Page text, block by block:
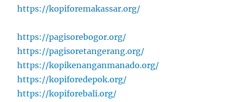
https://kopiforemakassar.org/
https://pagisorebogor.org/
https://pagisoretangerang.org/
https://kopikenanganmanado.org/
https://kopiforedepok.org/
https://kopiforebali.org/